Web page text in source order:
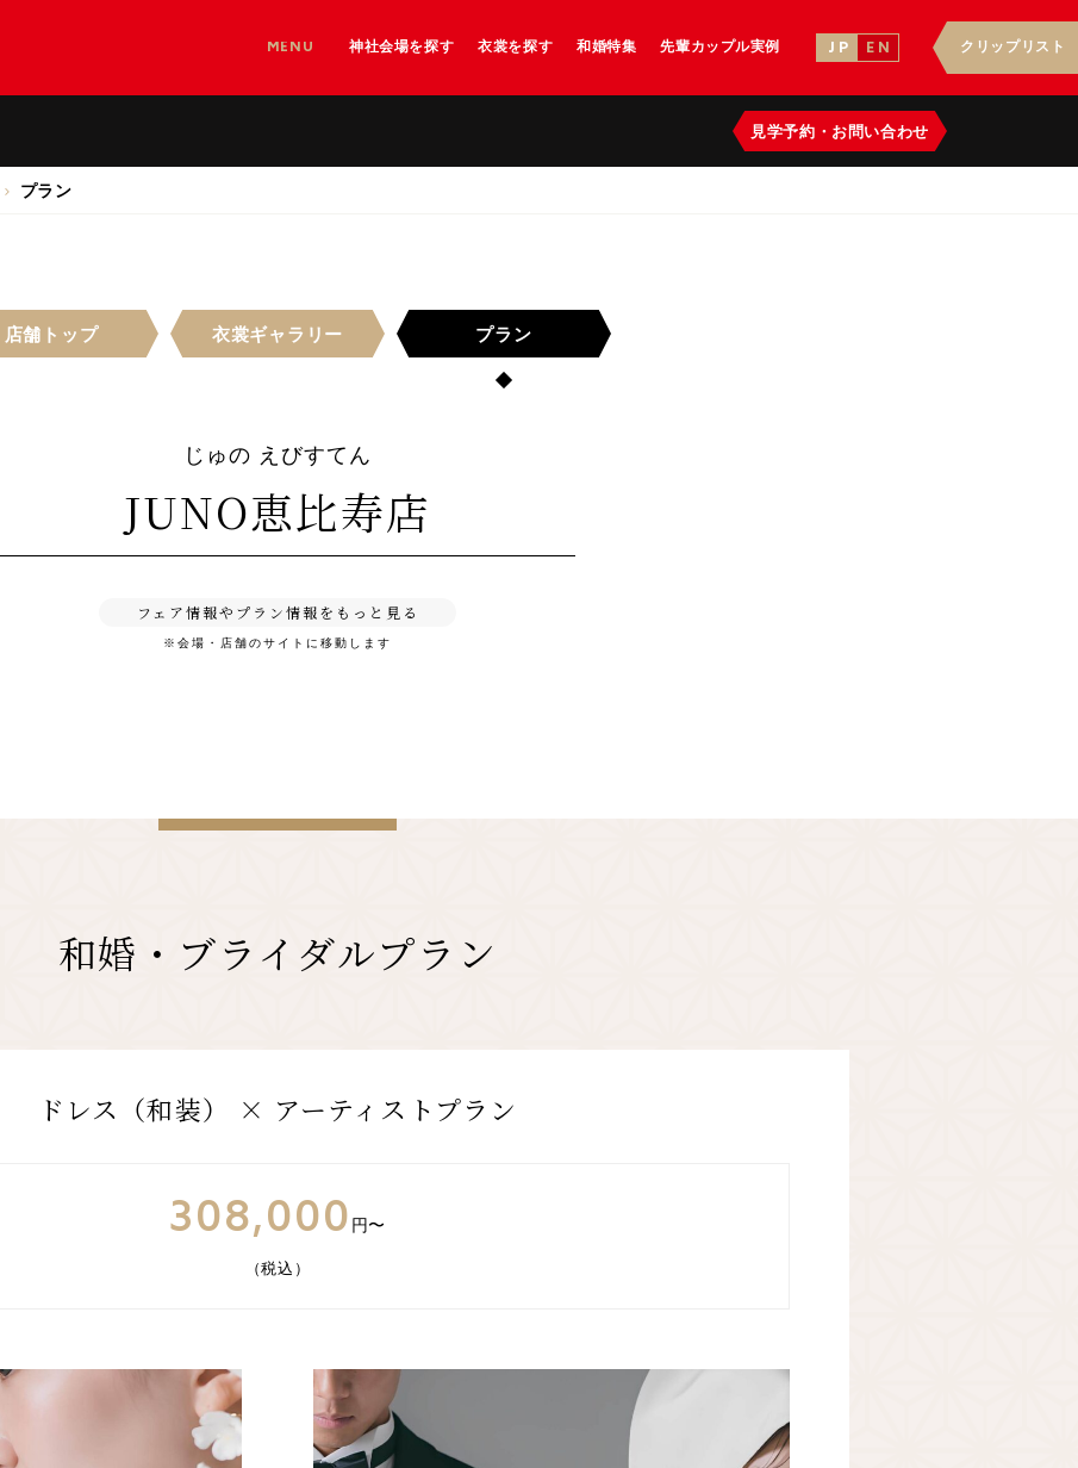
MENU 神社会場を探す 衣裳を探す 和婚特集 先輩カップル実例 J P E N クリップリスト
見学予約 ・ お問い合わせ
プラン
店舗 トップ 衣裳ギャラリー プラン
じゅの えびすてん
JUNO恵比寿店
フェア情報やプラン情報をもっと見る
※会場・店舗のサイトに移動します
和婚・ブライダルプラン
ドレス（和装） × アーティストプラン
308,000 円〜
（税込）